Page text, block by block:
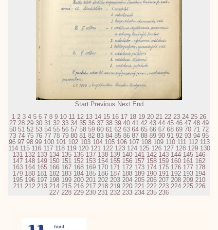
Start Previous Next End
1 2 3 4 5 6 7 8 9 10 11 12 13 14 15 16 17 18 19 20 21 22 23 24 25 26
27 28 29 30 31 32 33 34 35 36 37 38 39 40 41 42 43 44 45 46 47 48 49
50 51 52 53 54 55 56 57 58 59 60 61 62 63 64 65 66 67 68 69 70 71 72
73 74 75 76 77 78 79 80 81 82 83 84 85 86 87 88 89 90 91 92 93 94 95
96 97 98 99 100 101 102 103 104 105 106 107 108 109 110 111 112 113
114 115 116 117 118 119 120 121 122 123 124 125 126 127 128 129 130
131 132 133 134 135 136 137 138 139 140 141 142 143 144 145 146
147 148 149 150 151 152 153 154 155 156 157 158 159 160 161 162
163 164 165 166 167 168 169 170 171 172 173 174 175 176 177 178
179 180 181 182 183 184 185 186 187 188 189 190 191 192 193 194
195 196 197 198 199 200 201 202 203 204 205 206 207 208 209 210
211 212 213 214 215 216 217 218 219 220 221 222 223 224 225 226
227 228 229 230 231 232 233 234 235 236